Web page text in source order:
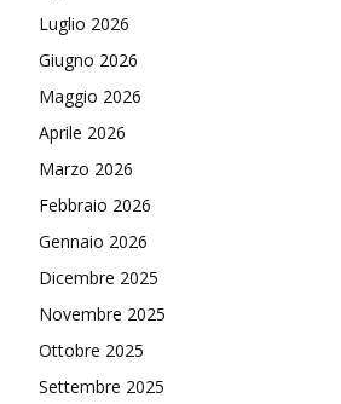
Luglio 2026
Giugno 2026
Maggio 2026
Aprile 2026
Marzo 2026
Febbraio 2026
Gennaio 2026
Dicembre 2025
Novembre 2025
Ottobre 2025
Settembre 2025